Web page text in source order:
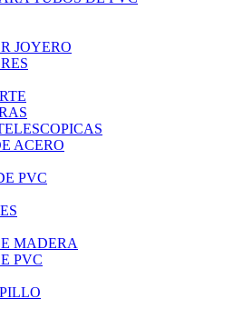
JOYERO
ACERO
PVC
MADERA
PVC